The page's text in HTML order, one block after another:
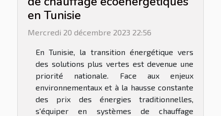
en Tunisie
Mercredi 20 décembre 2023 22:56
En Tunisie, la transition énergétique vers
des solutions plus vertes est devenue une
priorité nationale. Face aux enjeux
environnementaux et à la hausse constante
des prix des énergies traditionnelles,
s'équiper en systèmes de chauffage